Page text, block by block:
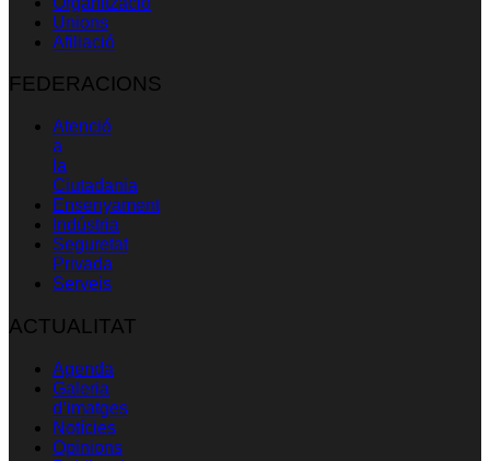
Unions
Afiliació
FEDERACIONS
Atenció
a
la
Ciutadania
Ensenyament
Indústria
Seguretat
Privada
Serveis
ACTUALITAT
Agenda
Galeria
d’imatges
Notícies
Opinions